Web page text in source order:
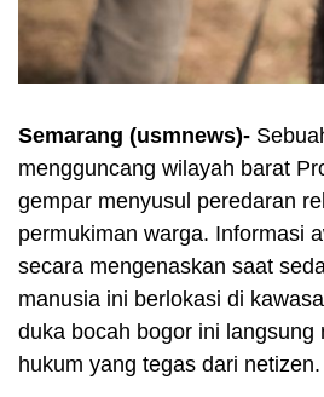
Semarang (usmnews)-
mengguncang wilayah barat
gempar menyusul peredaran
permukiman warga. Informasi
secara mengenaskan saat
manusia ini berlokasi di
duka bocah bogor ini
hukum yang tegas dari netizen.